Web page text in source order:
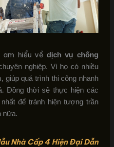
am hiểu về dịch vụ chống
nghiệp. Vì họ có nhiều
giúp quá trình thi công nhanh
Đồng thời sẽ thực hiện các
để tránh hiện tượng trần
nữa.
Nhà Cấp 4 Hiện Đại Dẫn